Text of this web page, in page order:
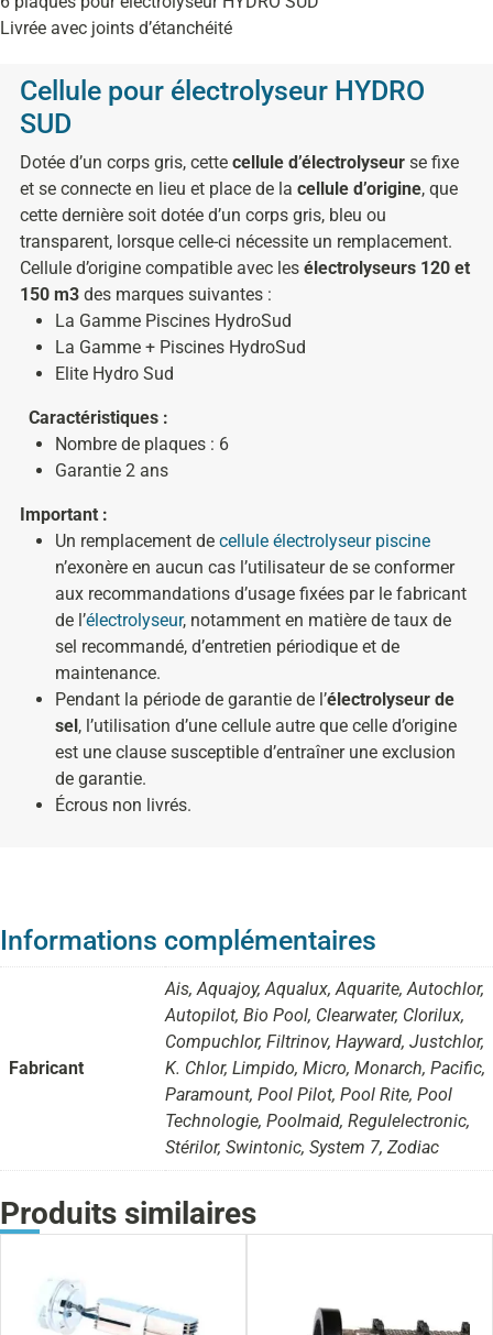
Livrée avec joints d’étanchéité
Cellule pour électrolyseur HYDRO
SUD
Dotée d’un corps gris, cette cellule d’électrolyseur se fixe
et se connecte en lieu et place de la cellule d’origine, que
cette dernière soit dotée d’un corps gris, bleu ou
transparent, lorsque celle-ci nécessite un remplacement.
Cellule d’origine compatible avec les électrolyseurs 120 et
150 m3 des marques suivantes :
La Gamme Piscines HydroSud
La Gamme + Piscines HydroSud
Elite Hydro Sud
Caractéristiques :
Nombre de plaques : 6
Garantie 2 ans
Important :
Un remplacement de cellule électrolyseur piscine
n’exonère en aucun cas l’utilisateur de se conformer
aux recommandations d’usage fixées par le fabricant
de l’électrolyseur, notamment en matière de taux de
sel recommandé, d’entretien périodique et de
maintenance.
Pendant la période de garantie de l’électrolyseur de
sel, l’utilisation d’une cellule autre que celle d’origine
est une clause susceptible d’entraîner une exclusion
de garantie.
Écrous non livrés.
Informations complémentaires
Fabricant
Ais, Aquajoy, Aqualux, Aquarite, Autochlor,
Autopilot, Bio Pool, Clearwater, Clorilux,
Compuchlor, Filtrinov, Hayward, Justchlor,
K. Chlor, Limpido, Micro, Monarch, Pacific,
Paramount, Pool Pilot, Pool Rite, Pool
Technologie, Poolmaid, Regulelectronic,
Stérilor, Swintonic, System 7, Zodiac
Produits similaires